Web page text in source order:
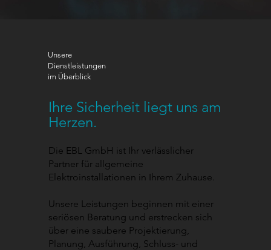
Unsere
Dienstleistungen
im Überblick
Ihre Sicherheit liegt uns am
Herzen.
Die EBL GmbH ist Ihr verlässlicher
Partner für allgemeine
Elektroinstallationen in Ihrem Zuhause.
Unsere Leistungen beginnen mit einer
seriösen Beratung und erstrecken sich
über eine saubere Projektierung,
Planung, Ausführung, Schluss- und